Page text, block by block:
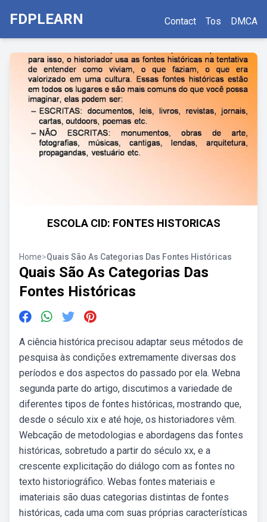
FDPLEARN Contact Tos DMCA
ESCOLA CID: FONTES HISTORICAS
Home>Quais São As Categorias Das Fontes Históricas
Quais São As Categorias Das
Fontes Históricas
A ciência histórica precisou adaptar seus métodos de
pesquisa às condições extremamente diversas dos
períodos e dos aspectos do passado por ela. Webna
segunda parte do artigo, discutimos a variedade de
diferentes tipos de fontes históricas, mostrando que,
desde o século xix e até hoje, os historiadores vêm.
Webcação de metodologias e abordagens das fontes
históricas, sobretudo a partir do século xx, e a
crescente explicitação do diálogo com as fontes no
texto historiográfico. Webas fontes materiais e
imateriais são duas categorias distintas de fontes
históricas, cada uma com suas próprias características